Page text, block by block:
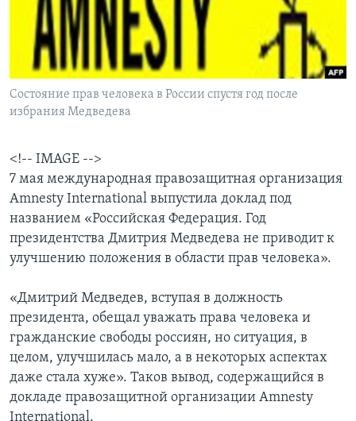
Learning English
СОЦИАЛЬНЫЕ СЕТИ
Состояние прав человека в России спустя год после
избрания Медведева
<!-- IMAGE -->
7 мая международная правозащитная организация
Amnesty International выпустила доклад под
названием «Российская Федерация. Год
президентства Дмитрия Медведева не приводит к
улучшению положения в области прав человека».
«Дмитрий Медведев, вступая в должность
президента, обещал уважать права человека и
гражданские свободы россиян, но ситуация, в
целом, улучшилась мало, а в некоторых аспектах
даже стала хуже». Таков вывод, содержащийся в
докладе правозащитной организации Amnesty
International.